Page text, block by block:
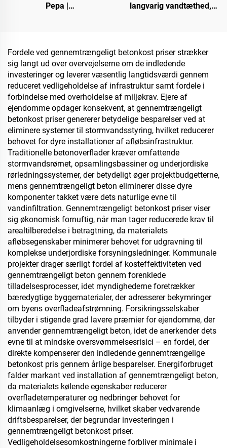
Pepa |
langvarig vandtæthed,
Fordele ved gennemtrængeligt betonkost priser strækker
sig langt ud over overvejelserne om de indledende
investeringer og leverer væsentlig langtidsværdi gennem
reduceret vedligeholdelse af infrastruktur samt fordele i
forbindelse med overholdelse af miljøkrav. Ejere af
ejendomme opdager konsekvent, at gennemtrængeligt
betonkost priser genererer betydelige besparelser ved at
eliminere systemer til stormvandsstyring, hvilket reducerer
behovet for dyre installationer af afløbsinfrastruktur.
Traditionelle betonoverflader kræver omfattende
stormvandsrørnet, opsamlingsbassiner og underjordiske
rørledningssystemer, der betydeligt øger projektbudgetterne,
mens gennemtrængeligt beton eliminerer disse dyre
komponenter takket være dets naturlige evne til
vandinfiltration. Gennemtrængeligt betonkost priser viser
sig økonomisk fornuftig, når man tager reducerede krav til
arealtilberedelse i betragtning, da materialets
afløbsegenskaber minimerer behovet for udgravning til
komplekse underjordiske forsyningsledninger. Kommunale
projekter drager særligt fordel af kosteffektiviteten ved
gennemtrængeligt beton gennem forenklede
tilladelsesprocesser, idet myndighederne foretrækker
bæredygtige byggematerialer, der adresserer bekymringer
om byens overfladeafstrømning. Forsikringsselskaber
tilbyder i stigende grad lavere præmier for ejendomme, der
anvender gennemtrængeligt beton, idet de anerkender dets
evne til at mindske oversvømmelsesrisici – en fordel, der
direkte kompenserer den indledende gennemtrængelige
betonkost pris gennem årlige besparelser. Energiforbruget
falder markant ved installation af gennemtrængeligt beton,
da materialets kølende egenskaber reducerer
overfladetemperaturer og nedbringer behovet for
klimaanlæg i omgivelserne, hvilket skaber vedvarende
driftsbesparelser, der begrundar investeringen i
gennemtrængeligt betonkost priser.
Vedligeholdelsesomkostningerne forbliver minimale i